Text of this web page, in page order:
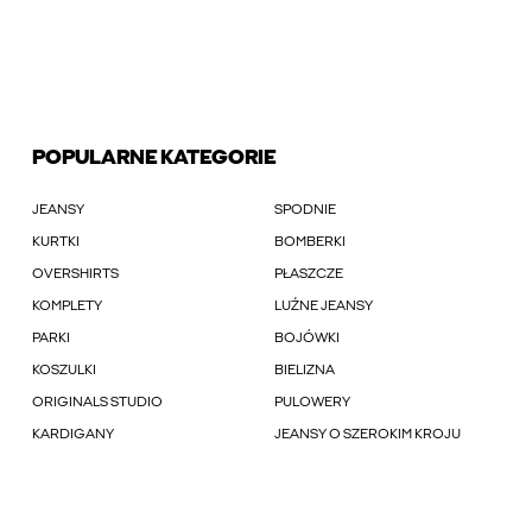
POPULARNE KATEGORIE
JEANSY SPODNIE
KURTKI BOMBERKI
OVERSHIRTS PŁASZCZE
KOMPLETY LUŹNE JEANSY
PARKI BOJÓWKI
KOSZULKI BIELIZNA
ORIGINALS STUDIO PULOWERY
KARDIGANY JEANSY O SZEROKIM KROJU